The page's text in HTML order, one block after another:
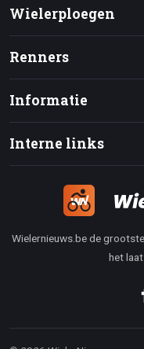
Wielerploegen
Renners
Informatie
Interne links
Wielernieuws.be de
het